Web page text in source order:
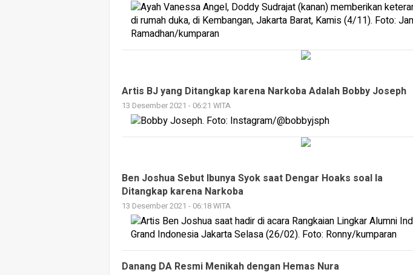
Artis BJ yang Ditangkap karena Narkoba Adalah Bobby Joseph
13 Desember 2021 - 06:21 WITA
Ben Joshua Sebut Ibunya Syok saat Dengar Hoaks soal Ia
Ditangkap karena Narkoba
13 Desember 2021 - 06:18 WITA
Danang DA Resmi Menikah dengan Hemas Nura